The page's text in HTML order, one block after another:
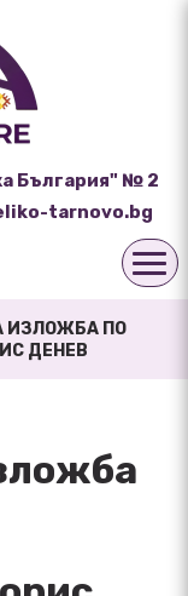
България" № 2
tarnovo.bg
ИЗЛОЖБА ПО
ДЕНЕВ